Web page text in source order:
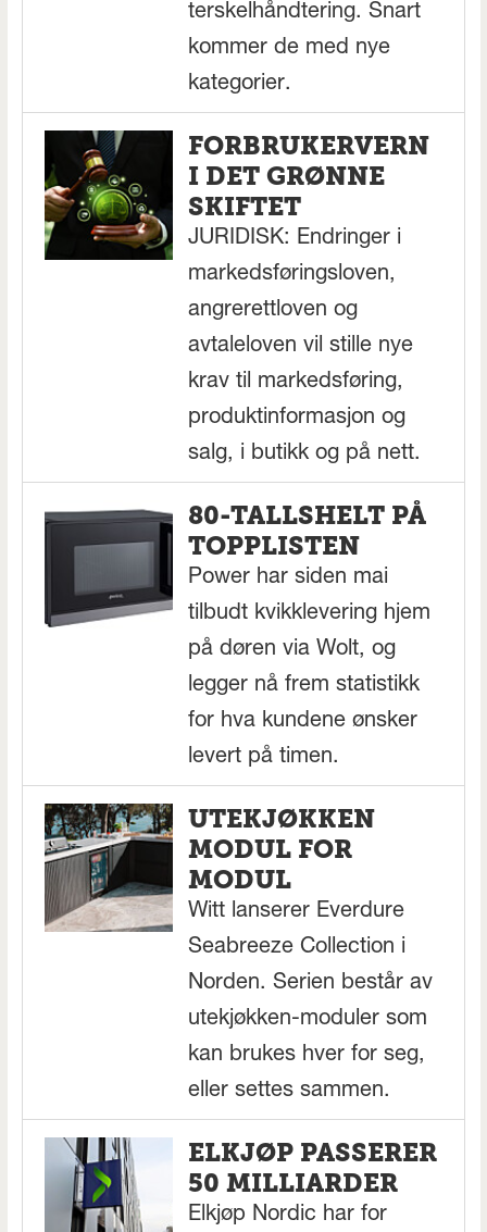
terskelhåndtering. Snart
kommer de med nye
kategorier.
FORBRUKERVERN
I DET GRØNNE
SKIFTET
JURIDISK: Endringer i
markedsføringsloven,
angrerettloven og
avtaleloven vil stille nye
krav til markedsføring,
produktinformasjon og
salg, i butikk og på nett.
80-TALLSHELT PÅ
TOPPLISTEN
Power har siden mai
tilbudt kvikklevering hjem
på døren via Wolt, og
legger nå frem statistikk
for hva kundene ønsker
levert på timen.
UTEKJØKKEN
MODUL FOR
MODUL
Witt lanserer Everdure
Seabreeze Collection i
Norden. Serien består av
utekjøkken-moduler som
kan brukes hver for seg,
eller settes sammen.
ELKJØP PASSERER
50 MILLIARDER
Elkjøp Nordic har for